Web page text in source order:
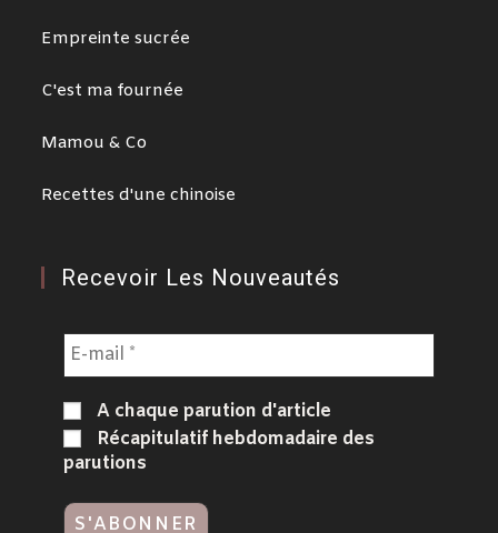
Empreinte sucrée
C'est ma fournée
Mamou & Co
Recettes d'une chinoise
Recevoir Les Nouveautés
A chaque parution d'article
Récapitulatif hebdomadaire des
parutions